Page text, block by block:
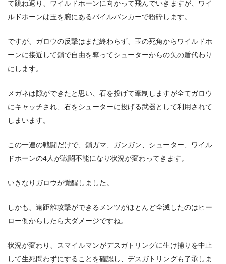
て跳ね返り、ワイルドホーンに向かって飛んでいきますが、ワイ
ルドホーンは玉を腕にあるパイルバンカーで粉砕します。
ですが、ガロウの反撃はまだ終わらず、玉の死角からワイルドホ
ーンに接近して鎖で自由を奪ってシューターからの矢の盾代わり
にします。
メガネは隙ができたと思い、石を投げて牽制しますが全てガロウ
にキャッチされ、石をシューターに投げる武器として利用されて
しまいます。
この一連の戦闘だけで、鎖ガマ、ガンガン、シューター、ワイル
ドホーンの4人が戦闘不能になり状況が変わってきます。
いきなりガロウが覚醒しました。
しかも、遠距離攻撃ができるメンツがほとんど全滅したのはヒー
ロー側からしたら大ダメージですね。
状況が変わり、スマイルマンがデスガトリングに生け捕りを中止
して生死問わずにすることを確認し、デスガトリングも了承しま